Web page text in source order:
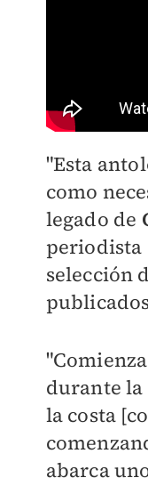
"Esta
como
legado de
periodista
selección
durante la
la costa
abarca